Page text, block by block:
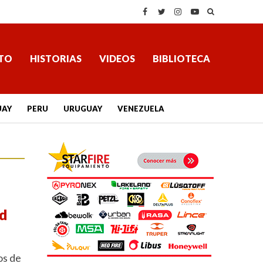
HISTORIAS VIDEOS BIBLIOTECA
PERU URUGUAY VENEZUELA
de